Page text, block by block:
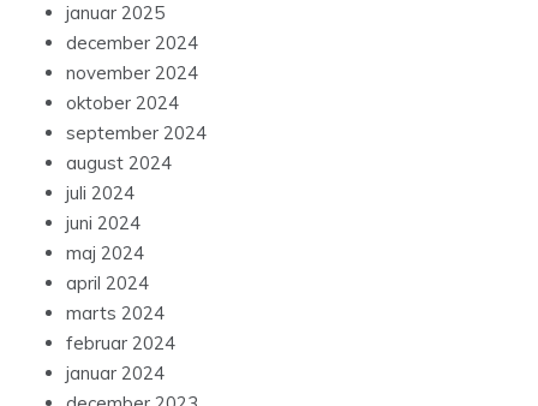
januar 2025
december 2024
november 2024
oktober 2024
september 2024
august 2024
juli 2024
juni 2024
maj 2024
april 2024
marts 2024
februar 2024
januar 2024